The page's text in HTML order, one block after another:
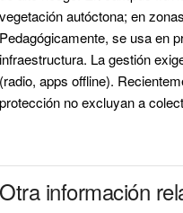
vegetación autóctona; en
Pedagógicamente, se usa en
infraestructura. La gestión
(radio, apps offline).
protección no excluyan a
Otra información